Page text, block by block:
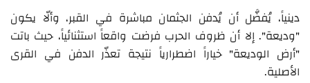
دينياً، يُفضَّل أن يُدفن الجثمان مباشرة في القبر، وألّا يكون
"وديعة". إلا أن ظروف الحرب فرضت واقعاً استثنائياً، حيث باتت
"أرض الوديعة" خياراً اضطرارياً نتيجة تعذّر الدفن في القرى
الأصلية.